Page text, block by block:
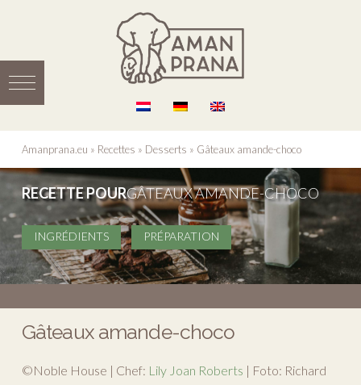
Amanprana.eu » Recettes » Desserts » Gâteaux amande-choco
RECETTE POURGÂTEAUX AMANDE-CHOCO
INGRÉDIENTS PRÉPARATION
Gâteaux amande-choco
©Noble House | Chef: Lily Joan Roberts | Foto: Richard